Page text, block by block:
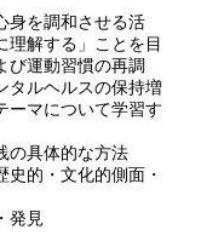
身を調和させる活
理解する」ことを目
び運動習慣の再調
タルヘルスの保持増
ーマについて学習す
の具体的な方法
史的・文化的側面・
発見